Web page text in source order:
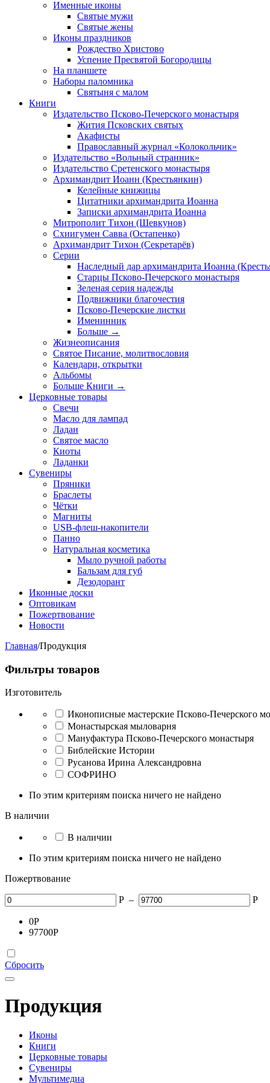
Именные иконы
Святые мужи
Святые жены
Иконы праздников
Рождество Христово
Успение Пресвятой Богородицы
На планшете
Наборы паломника
Святыня с малом
Книги
Издательство Псково-Печерского монастыря
Жития Псковских святых
Акафисты
Православный журнал «Колокольчик»
Издательство «Вольный странник»
Издательство Сретенского монастыря
Архимандрит Иоанн (Крестьянкин)
Келейные книжицы
Цитатники архимандрита Иоанна
Записки архимандрита Иоанна
Митрополит Тихон (Шевкунов)
Схиигумен Савва (Остапенко)
Архимандрит Тихон (Секретарёв)
Серии
Наследный дар архимандрита Иоанна
Старцы Псково-Печерского монастыря
Зеленая серия надежды
Подвижники благочестия
Псково-Печерские листки
Именинник
Больше →
Жизнеописания
Святое Писание, молитвословия
Календари, открытки
Альбомы
Больше Книги →
Церковные товары
Свечи
Масло для лампад
Ладан
Святое масло
Киоты
Ладанки
Сувениры
Пряники
Браслеты
Чётки
Магниты
USB-флеш-накопители
Панно
Натуральная косметика
Мыло ручной работы
Бальзам для губ
Дезодорант
Иконные доски
Оптовикам
Пожертвование
Новости
Главная/Продукция
Фильтры товаров
Изготовитель
Иконописные мастерские Псково-Печерского
Монастырская мыловарня
Мануфактура Псково-Печерского монастыря
Библейские Истории
Русанова Ирина Александровна
СОФРИНО
По этим критериям поиска ничего не найдено
В наличии
В наличии
По этим критериям поиска ничего не найдено
Пожертвование
Р – Р
0Р
97700Р
Сбросить
Продукция
Иконы
Книги
Церковные товары
Сувениры
Мультимедиа